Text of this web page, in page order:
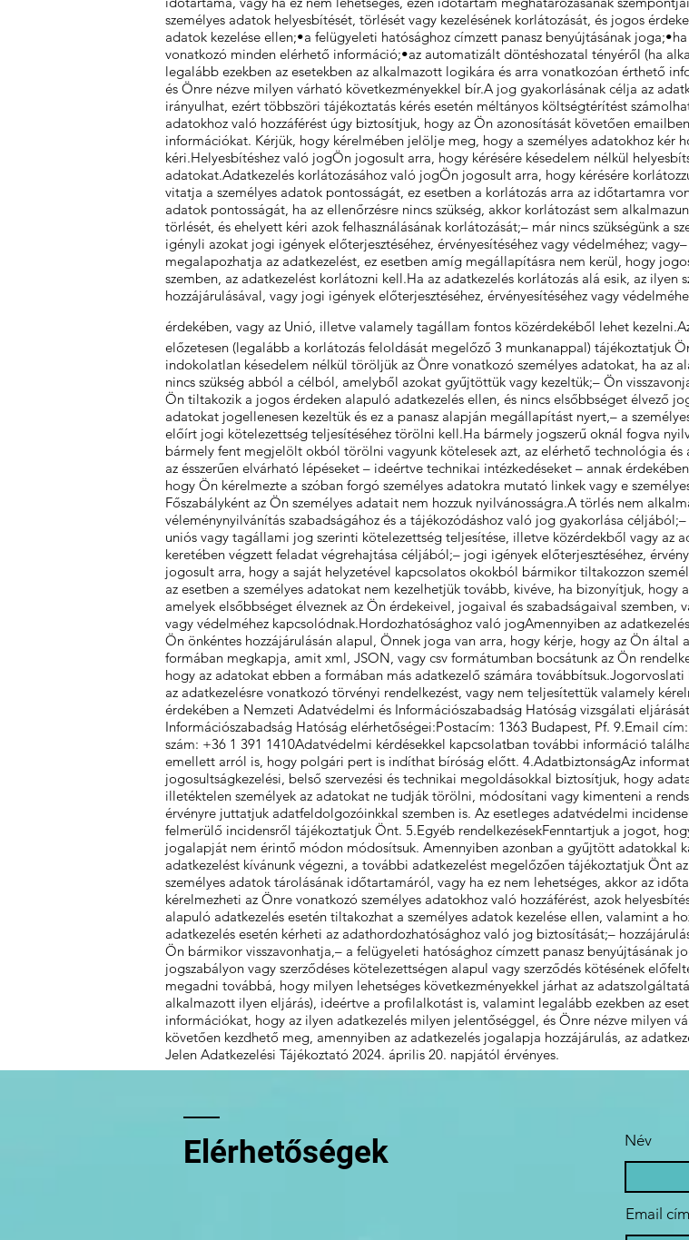
személyes adatok helyesbítését, törlését vagy kezelésének korlátozását, és jogos
adatok kezelése ellen;•a felügyeleti hatósághoz címzett panasz benyújtásának
vonatkozó minden elérhető információ;•az automatizált döntéshozatal tényéről (ha
legalább ezekben az esetekben az alkalmazott logikára és arra vonatkozóan érthető
és Önre nézve milyen várható következményekkel bír.A jog gyakorlásának célja az
irányulhat, ezért többszöri tájékoztatás kérés esetén méltányos költségtérítést
adatokhoz való hozzáférést úgy biztosítjuk, hogy az Ön azonosítását követően
információkat. Kérjük, hogy kérelmében jelölje meg, hogy a személyes adatokhoz kér
kéri.Helyesbítéshez való jogÖn jogosult arra, hogy kérésére késedelem nélkül
adatokat.Adatkezelés korlátozásához való jogÖn jogosult arra, hogy kérésére
vitatja a személyes adatok pontosságát, ez esetben a korlátozás arra az időtartamra
adatok pontosságát, ha az ellenőrzésre nincs szükség, akkor korlátozást sem
törlését, és ehelyett kéri azok felhasználásának korlátozását;– már nincs szükségünk a
igényli azokat jogi igények előterjesztéséhez, érvényesítéséhez vagy védelméhez;
megalapozhatja az adatkezelést, ez esetben amíg megállapításra nem kerül, hogy
szemben, az adatkezelést korlátozni kell.Ha az adatkezelés korlátozás alá esik, az
hozzájárulásával, vagy jogi igények előterjesztéséhez, érvényesítéséhez vagy
érdekében, vagy az Unió, illetve valamely tagállam fontos közérdekéből lehet
előzetesen (legalább a korlátozás feloldását megelőző 3 munkanappal) tájékoztatjuk
indokolatlan késedelem nélkül töröljük az Önre vonatkozó személyes adatokat, ha az
nincs szükség abból a célból, amelyből azokat gyűjtöttük vagy kezeltük;– Ön
Ön tiltakozik a jogos érdeken alapuló adatkezelés ellen, és nincs elsőbbséget élvező
adatokat jogellenesen kezeltük és ez a panasz alapján megállapítást nyert,– a
előírt jogi kötelezettség teljesítéséhez törölni kell.Ha bármely jogszerű oknál fogva
bármely fent megjelölt okból törölni vagyunk kötelesek azt, az elérhető technológia
az ésszerűen elvárható lépéseket – ideértve technikai intézkedéseket – annak
hogy Ön kérelmezte a szóban forgó személyes adatokra mutató linkek vagy e
Főszabályként az Ön személyes adatait nem hozzuk nyilvánosságra.A törlés nem
véleménynyilvánítás szabadságához és a tájékozódáshoz való jog gyakorlása
uniós vagy tagállami jog szerinti kötelezettség teljesítése, illetve közérdekből vagy az
keretében végzett feladat végrehajtása céljából;– jogi igények előterjesztéséhez,
jogosult arra, hogy a saját helyzetével kapcsolatos okokból bármikor tiltakozzon
az esetben a személyes adatokat nem kezelhetjük tovább, kivéve, ha bizonyítjuk,
amelyek elsőbbséget élveznek az Ön érdekeivel, jogaival és szabadságaival szemben,
vagy védelméhez kapcsolódnak.Hordozhatósághoz való jogAmennyiben az
Ön önkéntes hozzájárulásán alapul, Önnek joga van arra, hogy kérje, hogy az Ön
formában megkapja, amit xml, JSON, vagy csv formátumban bocsátunk az Ön
hogy az adatokat ebben a formában más adatkezelő számára
az adatkezelésre vonatkozó törvényi rendelkezést, vagy nem teljesítettük valamely
érdekében a Nemzeti Adatvédelmi és Információszabadság Hatóság vizsgálati
Információszabadság Hatóság elérhetőségei:Postacím: 1363 Budapest, Pf. 9.Email cím:
szám: +36 1 391 1410Adatvédelmi kérdésekkel kapcsolatban további információ
emellett arról is, hogy polgári pert is indíthat bíróság előtt. 4.AdatbiztonságAz
jogosultságkezelési, belső szervezési és technikai megoldásokkal biztosítjuk, hogy
illetéktelen személyek az adatokat ne tudják törölni, módosítani vagy kimenteni a
érvényre juttatjuk adatfeldolgozóinkkal szemben is. Az esetleges adatvédelmi
felmerülő incidensről tájékoztatjuk Önt. 5.Egyéb rendelkezésekFenntartjuk a jogot,
jogalapját nem érintő módon módosítsuk. Amennyiben azonban a gyűjtött adatokkal
adatkezelést kívánunk végezni, a további adatkezelést megelőzően tájékoztatjuk Önt
személyes adatok tárolásának időtartamáról, vagy ha ez nem lehetséges, akkor az
kérelmezheti az Önre vonatkozó személyes adatokhoz való hozzáférést, azok
alapuló adatkezelés esetén tiltakozhat a személyes adatok kezelése ellen, valamint a
adatkezelés esetén kérheti az adathordozhatósághoz való jog biztosítását;–
Ön bármikor visszavonhatja,– a felügyeleti hatósághoz címzett panasz benyújtásának
jogszabályon vagy szerződéses kötelezettségen alapul vagy szerződés kötésének
megadni továbbá, hogy milyen lehetséges következményekkel járhat az
alkalmazott ilyen eljárás), ideértve a profilalkotást is, valamint legalább ezekben az
információkat, hogy az ilyen adatkezelés milyen jelentőséggel, és Önre nézve milyen
követően kezdhető meg, amennyiben az adatkezelés jogalapja hozzájárulás, az
Jelen Adatkezelési Tájékoztató 2024. április 20. napjától érvényes.
Elérhetőségek Név
Email cím